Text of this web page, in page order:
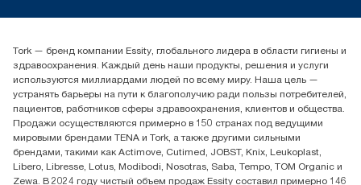
(+7) 777 779 0095
Контакты на рынках СНГ
ООО «Эссити», Представительство в Казахстане Пр.
Достык, 210, 2 блок, 3 этаж,
офис №32 050051, г.
Алматы, Казахстан
Tork — бренд компании Essity, глобального лидера в области гигиены и
здравоохранения. Каждый день наши продукты, решения и услуги
используются миллиардами людей по всему миру. Наша цель —
устранять барьеры на пути к благополучию ради пользы потребителей,
пациентов, работников сферы здравоохранения, клиентов и общества.
Продажи осуществляются примерно в 150 странах под ведущими
мировыми брендами TENA и Tork, а также другими сильными
брендами, такими как Actimove, Cutimed, JOBST, Knix, Leukoplast,
Libero, Libresse, Lotus, Modibodi, Nosotras, Saba, Tempo, TOM Organic и
Zewa. В 2024 году чистый объем продаж Essity составил примерно 146